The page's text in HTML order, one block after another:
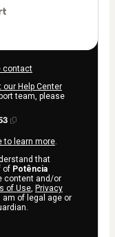
contact
Help Center
team, please
to learn more.
that
of Potência
content and/or
of Use, Privacy
am of legal age or